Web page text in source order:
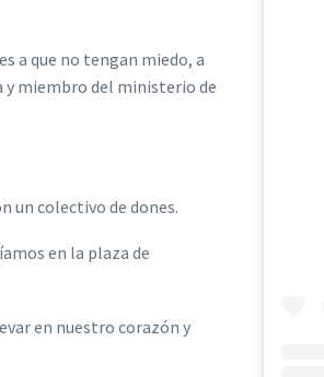
a que no tengan miedo, a
y miembro del ministerio de
un colectivo de dones.
en la plaza de
en nuestro corazón y